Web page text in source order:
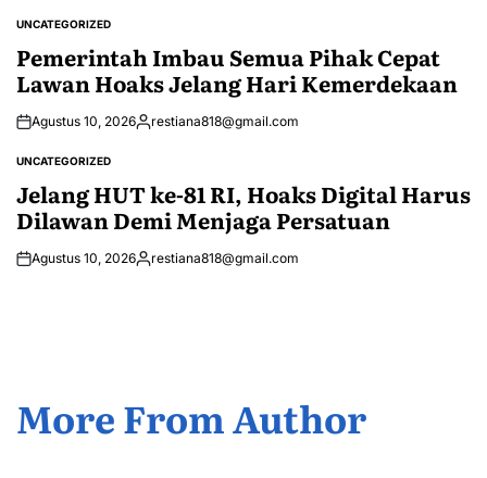
POSTED
UNCATEGORIZED
Pemerintah Imbau Semua Pihak Cepat
Lawan Hoaks Jelang Hari Kemerdekaan
Agustus 10, 2026Posted
restiana818@gmail.com
POSTED
UNCATEGORIZED
Jelang HUT ke-81 RI, Hoaks Digital Harus
Dilawan Demi Menjaga Persatuan
Agustus 10, 2026Posted
restiana818@gmail.com
More From Author